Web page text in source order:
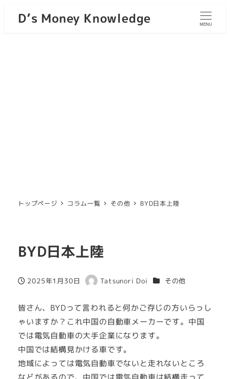
D’s Money Knowledge MENU
トップページ コラム一覧 その他 BYD日本上陸
BYD日本上陸
投稿日
2025年1月30日
著
Tatsunori Doi カテゴリー
その他
皆さん、BYDって言われると何かご存じの方いらっし
ゃいますか？これ中国の自動車メーカーです。中国
では電気自動車の大手企業になります。
中国では結構見かける車です。
地域によっては電気自動車でないと走れないところ